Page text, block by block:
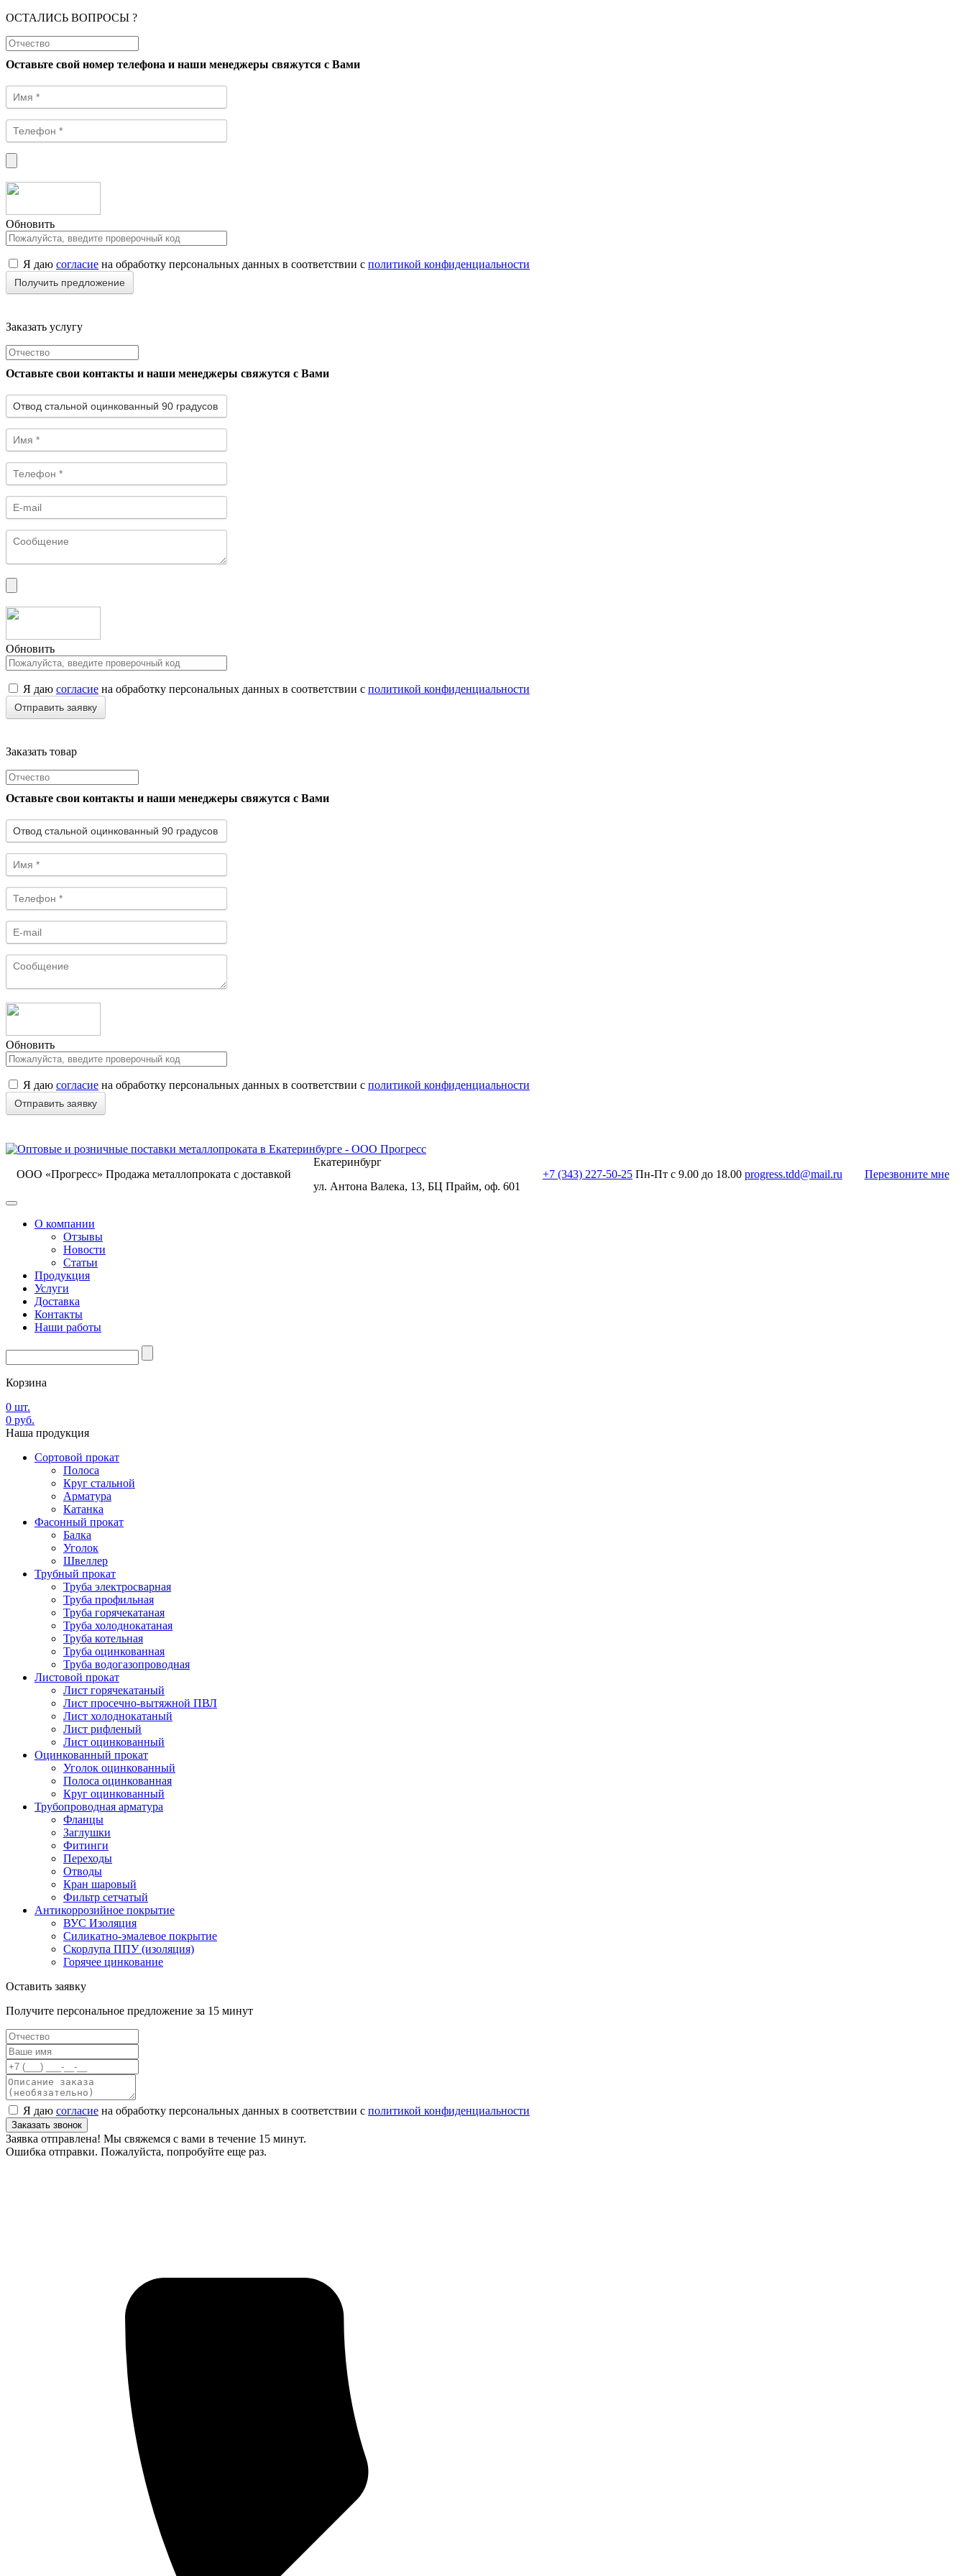
ОСТАЛИСЬ ВОПРОСЫ ?
Оставьте свой номер телефона и наши менеджеры свяжутся с Вами
Обновить
Я даю согласие на обработку персональных данных в соответствии с политикой конфиденциальности
Заказать услугу
Оставьте свои контакты и наши менеджеры свяжутся с Вами
Обновить
Я даю согласие на обработку персональных данных в соответствии с политикой конфиденциальности
Заказать товар
Оставьте свои контакты и наши менеджеры свяжутся с Вами
Обновить
Я даю согласие на обработку персональных данных в соответствии с политикой конфиденциальности
ООО «Прогресс» Продажа металлопроката с доставкой
Екатеринбург
ул. Антона Валека, 13, БЦ Прайм, оф. 601
+7 (343) 227-50-25 Пн-Пт с 9.00 до 18.00 progress.tdd@mail.ru Перезвоните мне
О компании
Отзывы
Новости
Статьи
Продукция
Услуги
Доставка
Контакты
Наши работы
Корзина
0 шт.
0 руб.
Наша продукция
Сортовой прокат
Полоса
Круг стальной
Арматура
Катанка
Фасонный прокат
Балка
Уголок
Швеллер
Трубный прокат
Труба электросварная
Труба профильная
Труба горячекатаная
Труба холоднокатаная
Труба котельная
Труба оцинкованная
Труба водогазопроводная
Листовой прокат
Лист горячекатаный
Лист просечно-вытяжной ПВЛ
Лист холоднокатаный
Лист рифленый
Лист оцинкованный
Оцинкованный прокат
Уголок оцинкованный
Полоса оцинкованная
Круг оцинкованный
Трубопроводная арматура
Фланцы
Заглушки
Фитинги
Переходы
Отводы
Кран шаровый
Фильтр сетчатый
Антикоррозийное покрытие
ВУС Изоляция
Силикатно-эмалевое покрытие
Скорлупа ППУ (изоляция)
Горячее цинкование
Оставить заявку
Получите персональное предложение за 15 минут
Я даю согласие на обработку персональных данных в соответствии с политикой конфиденциальности
Заказать звонок
Заявка отправлена! Мы свяжемся с вами в течение 15 минут.
Ошибка отправки. Пожалуйста, попробуйте еще раз.